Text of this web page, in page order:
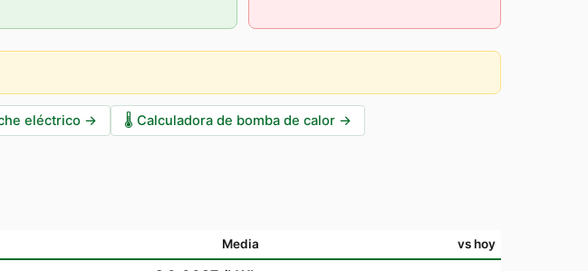
eléctrico → 🌡️ Calculadora de bomba de calor →
Media vs hoy